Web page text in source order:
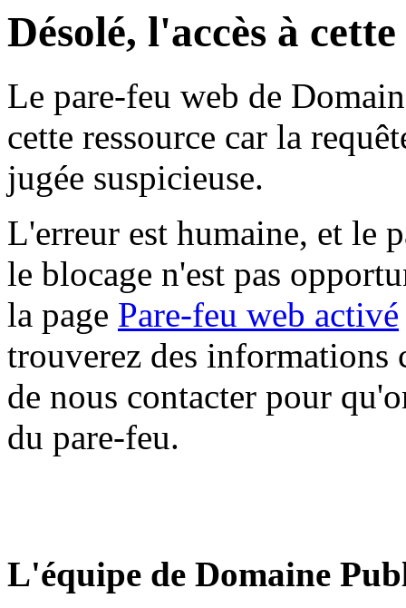
Désolé, l'accès à
Le pare-feu web de
cette ressource car la
jugée suspicieuse.
L'erreur est humaine, et le
le blocage n'est pas
la page Pare-feu web activé
trouverez des informations
de nous contacter pour
du pare-feu.
L'équipe de Domaine